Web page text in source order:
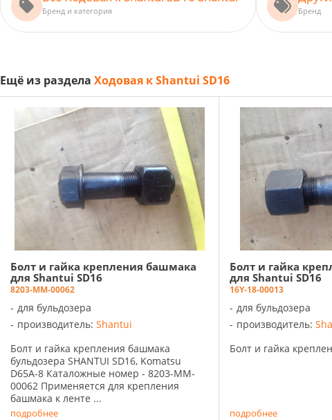
Бренд и категория Бренд
Ещё из раздела Ходовая к Shantui SD16
Болт и гайка крепления башмака
для Shantui SD16
8203-MM-00062
для бульдозера
производитель: Shantui
Болт и гайка крепления башмака
бульдозера SHANTUI SD16, Komatsu
D65A-8 Каталожные номер - 8203-MM-
00062 Применяется для крепления
башмака к ленте ...
подробнее
Болт и гайка
для Shantui SD16
16Y-18-00013
для бульдозера
производитель:
Болт и гайка
подробнее